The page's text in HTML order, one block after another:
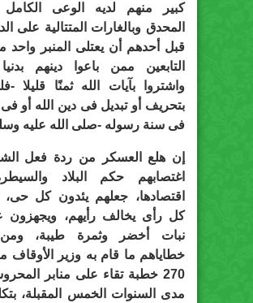
كبير منهم لديه الوعى الكامل
المحدق وبالغارات المتتالية على
قبل أحدهم أن يعتلى المنبر واحد
التابعين ممن باعوا دينهم
واشتروا بآيات الله ثمنًا قليلا -
بتحريف أو تبديل فى دين الله أو فى
فى سنة رسوله -صلى الله عليه
إن هلع العسكر من ردة فعل
اغتصابهم حكم البلاد
اقتصادها، جعلهم يئدون كل حى،
كل رأى يخالف رأيهم،
نبات أخضر وثمرة طيبة،
خطاياهم ما قام به وزير الأوقاف
270 خطبة تقاء على منابر
مدى السنوات الخمس المقبلة،